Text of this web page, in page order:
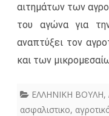
αιτημάτων των
του αγώνα για
αναπτύξει τον
και των
ΕΛΛΗΝΙΚΗ ΒΟΥΛΗ,
ασφαλιστικο,